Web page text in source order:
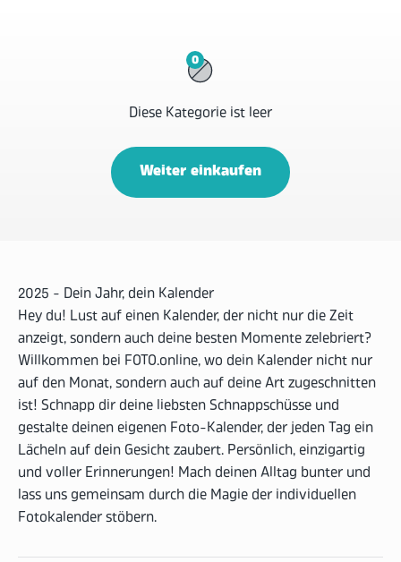
0
Diese Kategorie ist leer
Weiter einkaufen
2025 - Dein Jahr, dein Kalender
Hey du! Lust auf einen Kalender, der nicht nur die Zeit
anzeigt, sondern auch deine besten Momente zelebriert?
Willkommen bei FOTO.online, wo dein Kalender nicht nur
auf den Monat, sondern auch auf deine Art zugeschnitten
ist! Schnapp dir deine liebsten Schnappschüsse und
gestalte deinen eigenen Foto-Kalender, der jeden Tag ein
Lächeln auf dein Gesicht zaubert. Persönlich, einzigartig
und voller Erinnerungen! Mach deinen Alltag bunter und
lass uns gemeinsam durch die Magie der individuellen
Fotokalender stöbern.